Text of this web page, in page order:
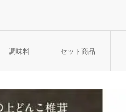
調味料 セット商品